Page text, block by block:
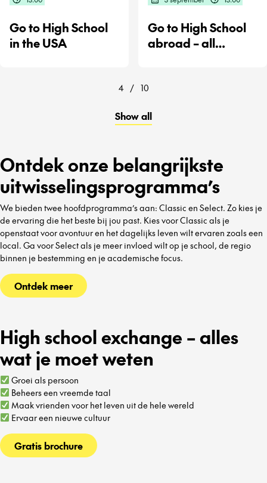
Go to High School
in the USA
Go to High School
abroad – all
4 / 10
Show all
Ontdek onze belangrijkste
uitwisselingsprogramma’s
We bieden twee hoofdprogramma’s aan: Classic en Select. Zo kies je
de ervaring die het beste bij jou past. Kies voor Classic als je
openstaat voor avontuur en het dagelijks leven wilt ervaren zoals een
local. Ga voor Select als je meer invloed wilt op je school, de regio
binnen je bestemming en je academische focus.
Ontdek meer
High school exchange – alles
wat je moet weten
Groei als persoon
Beheers een vreemde taal
Maak vrienden voor het leven uit de hele wereld
Ervaar een nieuwe cultuur
Gratis brochure